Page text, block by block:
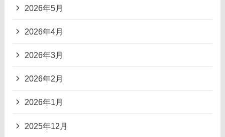
2026年5月
2026年4月
2026年3月
2026年2月
2026年1月
2025年12月